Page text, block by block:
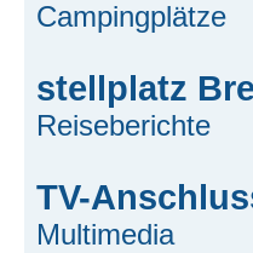
Campingplätze
stellplatz
Reiseberichte
TV-
Multimedia